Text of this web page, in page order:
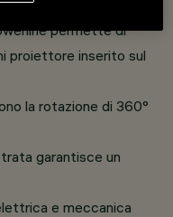
permette di
proiettore inserito sul
la rotazione di 360°
garantisce un
e meccanica